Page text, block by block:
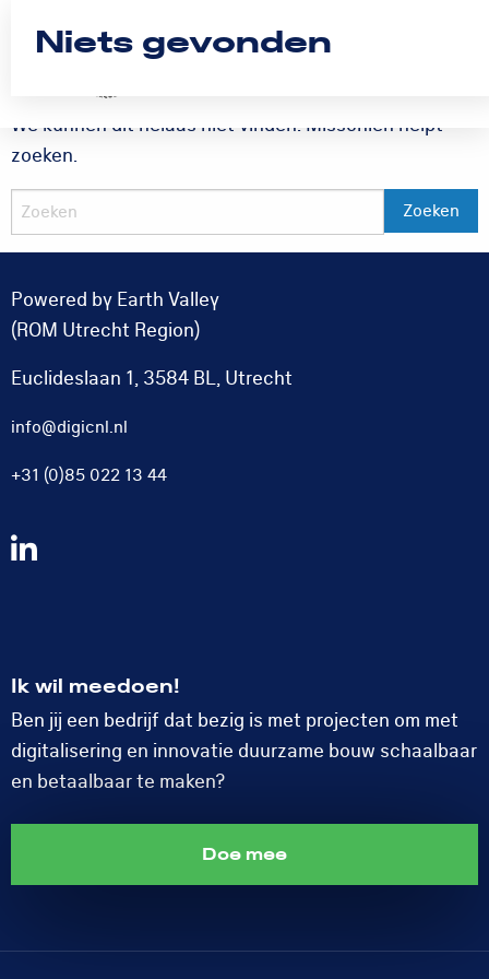
Logo
Niets gevonden
We kunnen dit helaas niet vinden. Misschien helpt
zoeken.
Powered by Earth Valley
(ROM Utrecht Region)
Euclideslaan 1, 3584 BL, Utrecht
info@digicnl.nl
+31 (0)85 022 13 44
Volg
Ik wil meedoen!
Ben jij een bedrijf dat bezig is met projecten om met
digitalisering en innovatie duurzame bouw schaalbaar
en betaalbaar te maken?
Doe mee